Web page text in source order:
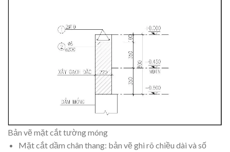
Bản vẽ mặt cắt tường móng
Mặt cắt dầm chân thang: bản vẽ ghi rõ chiều dài và số